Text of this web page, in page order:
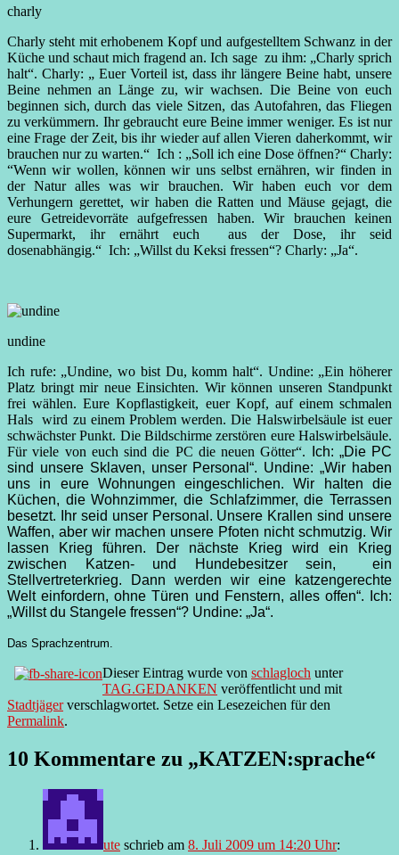
charly
Charly steht mit erhobenem Kopf und aufgestelltem Schwanz in der
Küche und schaut mich fragend an. Ich sage zu ihm: „Charly sprich
halt“. Charly: „ Euer Vorteil ist, dass ihr längere Beine habt, unsere
Beine nehmen an Länge zu, wir wachsen. Die Beine von euch
beginnen sich, durch das viele Sitzen, das Autofahren, das Fliegen
zu verkümmern. Ihr gebraucht eure Beine immer weniger. Es ist nur
eine Frage der Zeit, bis ihr wieder auf allen Vieren daherkommt, wir
brauchen nur zu warten.“ Ich : „Soll ich eine Dose öffnen?“ Charly:
“Wenn wir wollen, können wir uns selbst ernähren, wir finden in
der Natur alles was wir brauchen. Wir haben euch vor dem
Verhungern gerettet, wir haben die Ratten und Mäuse gejagt, die
eure Getreidevorräte aufgefressen haben. Wir brauchen keinen
Supermarkt, ihr ernährt euch aus der Dose, ihr seid
dosenabhängig.“ Ich: „Willst du Keksi fressen“? Charly: „Ja“.
undine
Ich rufe: „Undine, wo bist Du, komm halt“. Undine: „Ein höherer
Platz bringt mir neue Einsichten. Wir können unseren Standpunkt
frei wählen. Eure Kopflastigkeit, euer Kopf, auf einem schmalen
Hals wird zu einem Problem werden. Die Halswirbelsäule ist euer
schwächster Punkt. Die Bildschirme zerstören eure Halswirbelsäule.
Für viele von euch sind die PC die neuen Götter“.
Ich: „Die PC
sind unsere Sklaven, unser Personal“. Undine: „Wir haben
uns in eure Wohnungen eingeschlichen. Wir halten die
Küchen, die Wohnzimmer, die Schlafzimmer, die Terrassen
besetzt. Ihr seid unser Personal. Unsere Krallen sind unsere
Waffen, aber wir machen unsere Pfoten nicht schmutzig. Wir
lassen Krieg führen. Der nächste Krieg wird ein Krieg
zwischen Katzen- und Hundebesitzer sein,
ein
Stellvertreterkrieg. Dann werden wir eine katzengerechte
Welt einfordern, ohne Türen und Fenstern, alles offen“.
Ich:
„Willst du Stangele fressen“? Undine: „Ja“.
Das Sprachzentrum.
Dieser Eintrag wurde von schlagloch unter
TAG.GEDANKEN veröffentlicht und mit
Stadtjägerverschlagwortet. Setze ein Lesezeichen für den
Permalink.
10 Kommentare zu „KATZEN:sprache“
ute schrieb am 8. Juli 2009 um 14:20 Uhr: